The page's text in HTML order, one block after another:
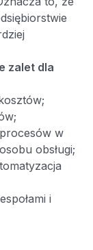
zalet dla
w
obsługi;
i